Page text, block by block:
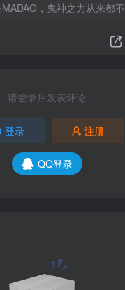
，鬼神之力从来都
请登录后发表评论
登录 注册
QQ登录